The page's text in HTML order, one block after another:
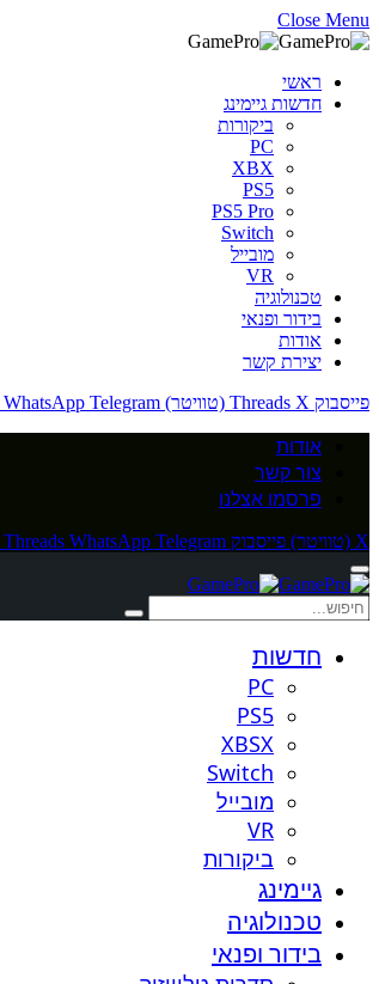
Close Menu
ראשי
חדשות גיימינג
ביקורות
PC
XBX
PS5
PS5 Pro
Switch
מובייל
VR
טכנולוגיה
בידור ופנאי
אודות
יצירת קשר
פייסבוק
Threads X (טוויטר) WhatsApp Telegram
אודות
צור קשר
פרסמו אצלנו
X (טוויטר) פייסבוק Threads WhatsApp Telegram
חדשות
PC
PS5
XBSX
Switch
מובייל
VR
ביקורות
גיימינג
טכנולוגיה
בידור ופנאי